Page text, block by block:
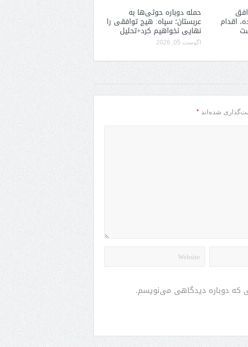
اقدام
حمله دوباره حوثی‌ها به
عربستان؛ سپاه: هیچ توافقی را
نهایی نخواهیم کرد+تحلیل
آگوست 05, 2026
شده‌اند *
که دوباره دیدگاهی می‌نویسم.